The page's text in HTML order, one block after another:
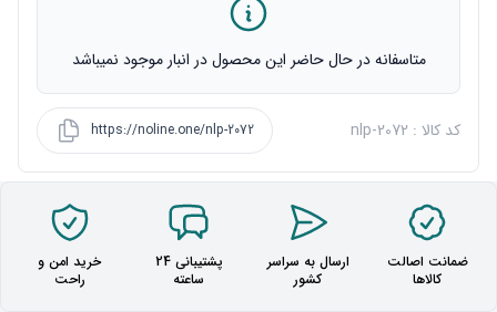
متاسفانه در حال حاضر این محصول در انبار موجود نمیباشد
کد کالا : nlp-2072 https://noline.one/nlp-2072
ضمانت اصالت
کالاها
ارسال به سراسر
کشور
پشتیبانی 24
ساعته
خرید امن و
راحت